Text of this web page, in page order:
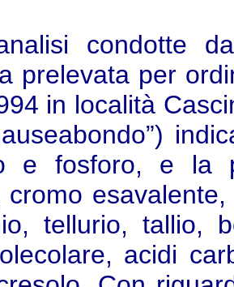
condotte
prelevata per
in località
e fosforo, e la
cromo
tellurio, tallio,
acidi